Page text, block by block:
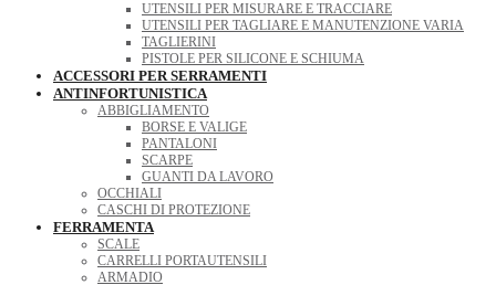
UTENSILI PER MISURARE E TRACCIARE
UTENSILI PER TAGLIARE E MANUTENZIONE VARIA
TAGLIERINI
PISTOLE PER SILICONE E SCHIUMA
ACCESSORI PER SERRAMENTI
ANTINFORTUNISTICA
ABBIGLIAMENTO
BORSE E VALIGE
PANTALONI
SCARPE
GUANTI DA LAVORO
OCCHIALI
CASCHI DI PROTEZIONE
FERRAMENTA
SCALE
CARRELLI PORTAUTENSILI
ARMADIO